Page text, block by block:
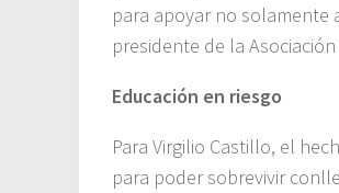
para apoyar no solamente
presidente de la
Educación en riesgo
Para Virgilio Castillo, el
para poder sobrevivir